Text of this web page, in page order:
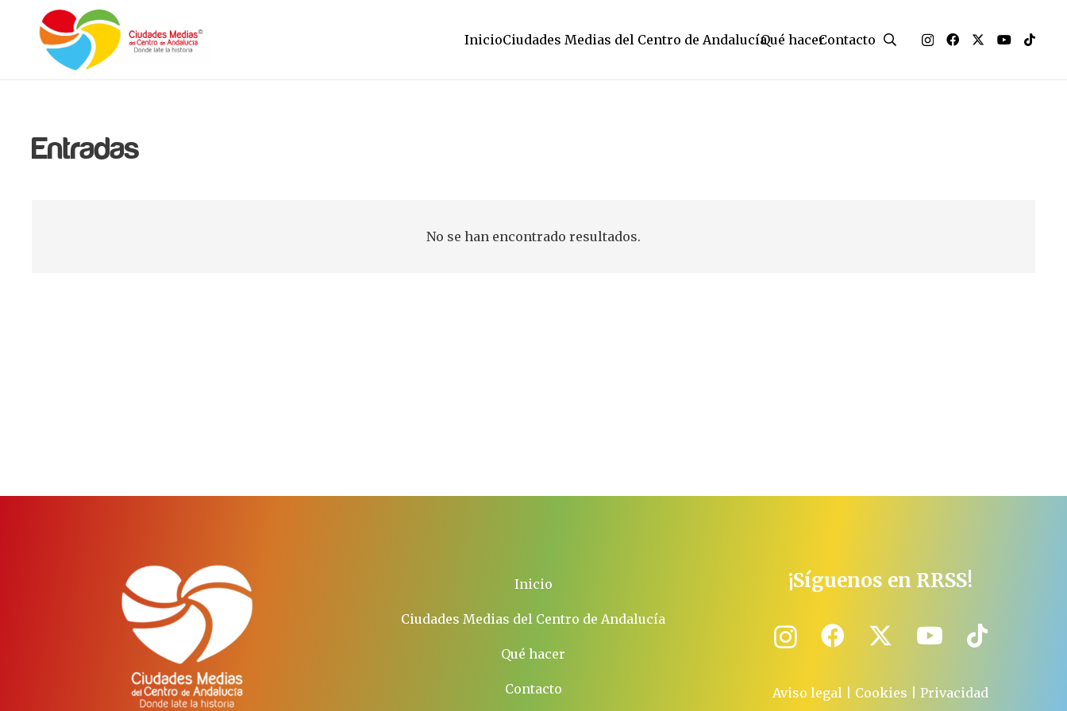
InicioCiudades Medias del Centro de AndalucíaQué hacerContacto
Entradas
No se han encontrado resultados.
Inicio
Ciudades Medias del Centro de Andalucía
Qué hacer
Contacto
¡Síguenos en RRSS!
Aviso legal Cookies |Privacidad